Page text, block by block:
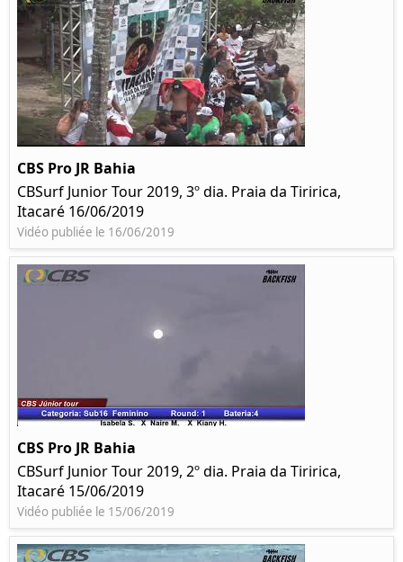
CBS Pro JR Bahia
CBSurf Junior Tour 2019, 3º dia. Praia da Tiririca,
Itacaré 16/06/2019
Vidéo publiée le 16/06/2019
CBS Pro JR Bahia
CBSurf Junior Tour 2019, 2º dia. Praia da Tiririca,
Itacaré 15/06/2019
Vidéo publiée le 15/06/2019